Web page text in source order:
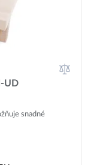
UD
snadné